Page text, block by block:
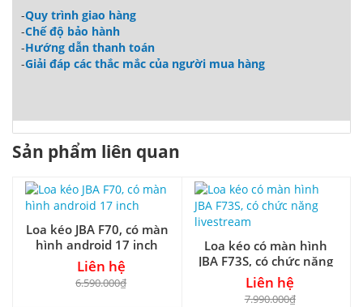
-Quy trình giao hàng
-Chế độ bảo hành
-Hướng dẫn thanh toán
-Giải đáp các thắc mắc của người mua hàng
Sản phẩm liên quan
Loa kéo JBA F70, có màn
hình android 17 inch
Liên hệ
6.590.000₫
Loa kéo có màn hình
JBA F73S, có chức năng
livestream
Liên hệ
7.990.000₫